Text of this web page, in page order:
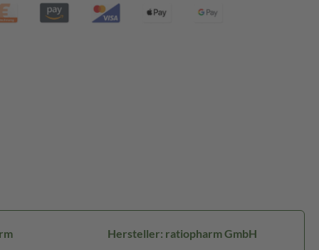
Hersteller: ratiopharm GmbH